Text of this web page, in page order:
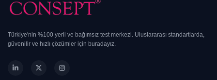
Türkiye'nin %100 yerli ve bağımsız test merkezi. Uluslararası standartlarda,
güvenilir ve hızlı çözümler için buradayız.